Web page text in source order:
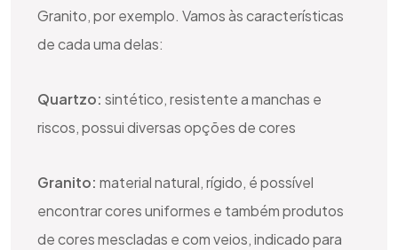
Granito, por exemplo. Vamos às características
de cada uma delas:
Quartzo: sintético, resistente a manchas e
riscos, possui diversas opções de cores
Granito: material natural, rígido, é possível
encontrar cores uniformes e também produtos
de cores mescladas e com veios, indicado para